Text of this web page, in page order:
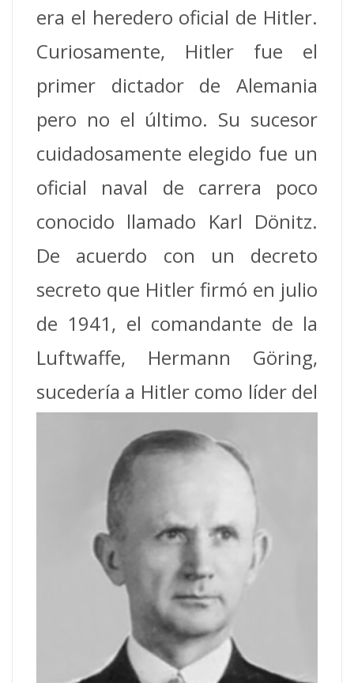
era el heredero oficial de Hitler.
Curiosamente, Hitler fue el
primer dictador de Alemania
pero no el último. Su sucesor
cuidadosamente elegido fue un
oficial naval de carrera poco
conocido llamado Karl Dönitz.
De acuerdo con un decreto
secreto que Hitler firmó en julio
de 1941, el comandante de la
Luftwaffe, Hermann Göring,
sucedería a Hitler como líder del